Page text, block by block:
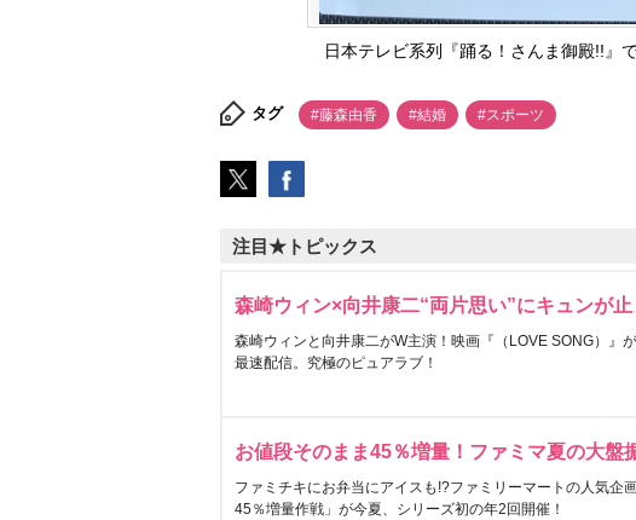
日本テレビ系列『踊る！さんま御殿!!』
タグ #藤森由香 #結婚 #スポーツ
注目★トピックス
森崎ウィン×向井康二“両片思い”にキュンが止
森崎ウィンと向井康二がW主演！映画『（LOVE SONG）』
最速配信。究極のピュアラブ！
お値段そのまま45％増量！ファミマ夏の大盤
ファミチキにお弁当にアイスも!?ファミリーマートの人気企
45％増量作戦」が今夏、シリーズ初の年2回開催！